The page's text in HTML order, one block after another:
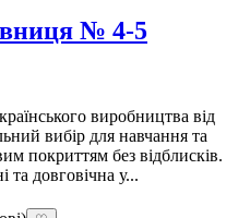
№ 4-5
виробництва від
вибір для навчання та
покриттям без відблисків.
та довговічна у...